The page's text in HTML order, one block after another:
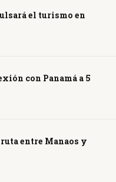
el turismo en
con Panamá a 5
entre Manaos y